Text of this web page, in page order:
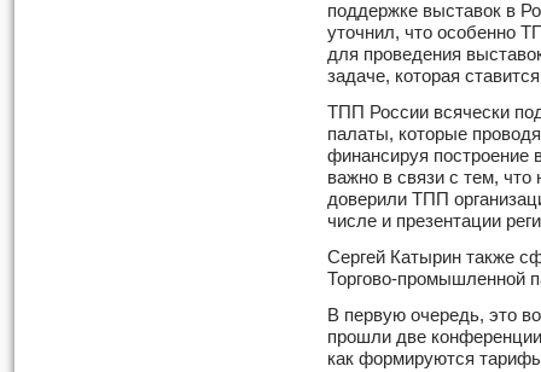
поддержке выставок в
уточнил, что особенно
для проведения
задаче, которая
ТПП России всячески
палаты, которые
финансируя построение
важно в связи с тем,
доверили ТПП
числе и презентации
Сергей Катырин также
Торгово-промышленной
В первую очередь, это
прошли две
как формируются